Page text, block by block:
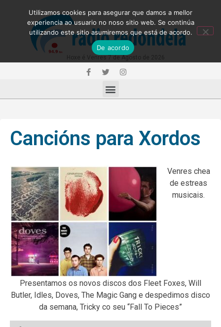
Cancións para Xordos
Venres chea
de estreas
musicais.
Presentamos os novos discos dos Fleet Foxes, Will
Butler, Idles, Doves, The Magic Gang e despedimos disco
da semana, Tricky co seu “Fall To Pieces”
Utilizamos cookies para asegurar que damos a mellor
experiencia ao usuario no noso sitio web. Se continúa
utilizando este sitio asumiremos que está de acordo.
De acordo